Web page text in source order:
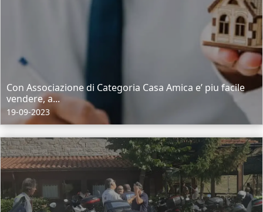
Con Associazione di Categoria Casa Amica e’ piu facile
vendere, a...
19-09-2023